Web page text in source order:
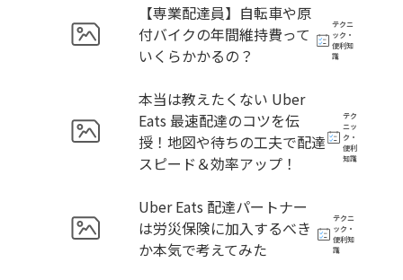
【専業配達員】自転車や原
付バイクの年間維持費って
いくらかかるの？
テクニ
ック・
便利知
識
本当は教えたくない Uber
Eats 最速配達のコツを伝
授！地図や待ちの工夫で配達
スピード＆効率アップ！
テク
ニッ
ク・
便利
知識
Uber Eats 配達パートナー
は労災保険に加入するべき
か本気で考えてみた
テクニ
ック・
便利知
識